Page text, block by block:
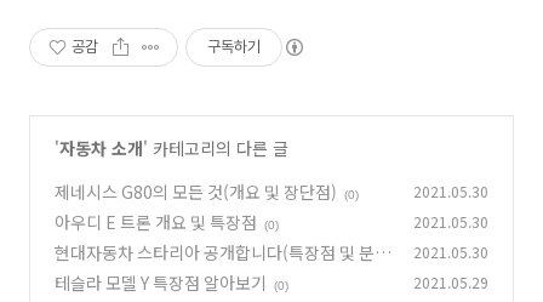
공감 구독하기
'자동차 소개' 카테고리의 다른 글
제네시스 G80의 모든 것(개요 및 장단점)
(0) 2021.05.30
아우디 E 트론 개요 및 특장점 (0) 2021.05.30
현대자동차 스타리아 공개합니다(특장점 및 분
석) (0)
2021.05.30
테슬라 모델 Y 특장점 알아보기 (0) 2021.05.29